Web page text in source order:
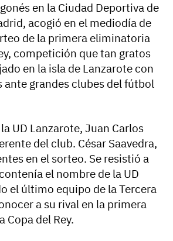
en la Ciudad Deportiva de
acogió en el mediodía de
de la primera eliminatoria
competición que tan gratos
en la isla de Lanzarote con
grandes clubes del fútbol
UD Lanzarote, Juan Carlos
del club. César Saavedra,
en el sorteo. Se resistió a
el nombre de la UD
el último equipo de la Tercera
a su rival en la primera
Copa del Rey.